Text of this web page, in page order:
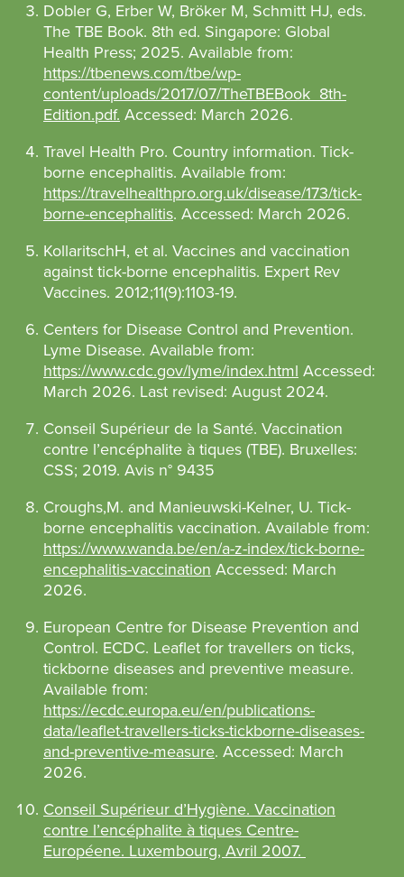
Dobler G, Erber W, Bröker M, Schmitt HJ, eds.
The TBE Book. 8th ed. Singapore: Global
Health Press; 2025. Available from:
https://tbenews.com/tbe/wp-
content/uploads/2017/07/TheTBEBook_8th-
Edition.pdf. Accessed: March 2026.
Travel Health Pro. Country information. Tick-
borne encephalitis. Available from:
https://travelhealthpro.org.uk/disease/173/tick-
borne-encephalitis. Accessed: March 2026.
KollaritschH, et al. Vaccines and vaccination
against tick-borne encephalitis. Expert Rev
Vaccines. 2012;11(9):1103-19.
Centers for Disease Control and Prevention.
Lyme Disease. Available from:
https://www.cdc.gov/lyme/index.html Accessed:
March 2026. Last revised: August 2024.
Conseil Supérieur de la Santé. Vaccination
contre l’encéphalite à tiques (TBE). Bruxelles:
CSS; 2019. Avis n° 9435
Croughs,M. and Manieuwski-Kelner, U. Tick-
borne encephalitis vaccination. Available from:
https://www.wanda.be/en/a-z-index/tick-borne-
encephalitis-vaccination Accessed: March
2026.
European Centre for Disease Prevention and
Control. ECDC. Leaflet for travellers on ticks,
tickborne diseases and preventive measure.
Available from:
https://ecdc.europa.eu/en/publications-
data/leaflet-travellers-ticks-tickborne-diseases-
and-preventive-measure. Accessed: March
2026.
Conseil Supérieur d’Hygiène. Vaccination
contre l’encéphalite à tiques Centre-
Européene. Luxembourg, Avril 2007.